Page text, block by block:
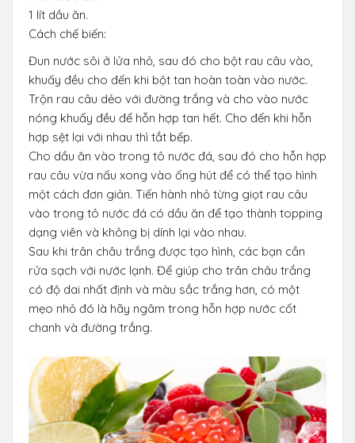
1 lít dầu ăn.
Cách chế biến:
Đun nước sôi ở lửa nhỏ, sau đó cho bột rau câu vào,
khuấy đều cho đến khi bột tan hoàn toàn vào nước.
Trộn rau câu dẻo với đường trắng và cho vào nước
nóng khuấy đều để hỗn hợp tan hết. Cho đến khi hỗn
hợp sệt lại với nhau thì tắt bếp.
Cho dầu ăn vào trong tô nước đá, sau đó cho hỗn hợp
rau câu vừa nấu xong vào ống hút để có thể tạo hình
một cách đơn giản. Tiến hành nhỏ từng giọt rau câu
vào trong tô nước đá có dầu ăn để tạo thành topping
dạng viên và không bị dính lại vào nhau.
Sau khi trân châu trắng được tạo hình, các bạn cần
rửa sạch với nước lạnh. Để giúp cho trân châu trắng
có độ dai nhất định và màu sắc trắng hơn, có một
mẹo nhỏ đó là hãy ngâm trong hỗn hợp nước cốt
chanh và đường trắng.